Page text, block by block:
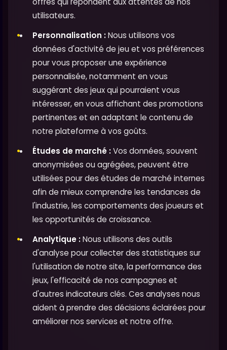
utilisateurs.
Personnalisation :Nous utilisons vos
données d'activité de jeu et vos préférences
pour vous proposer une expérience
personnalisée, notamment en vous
suggérant des jeux qui pourraient vous
intéresser, en vous affichant des promotions
pertinentes et en adaptant le contenu de
notre plateforme à vos goûts.
Études de marché :Vos données, souvent
anonymisées ou agrégées, peuvent être
utilisées pour des études de marché internes
afin de mieux comprendre les tendances de
l'industrie, les comportements des joueurs et
les opportunités de croissance.
Analytique :Nous utilisons des outils
d'analyse pour collecter des statistiques sur
l'utilisation de notre site, la performance des
jeux, l'efficacité de nos campagnes et
d'autres indicateurs clés. Ces analyses nous
aident à prendre des décisions éclairées pour
améliorer nos services et notre offre.